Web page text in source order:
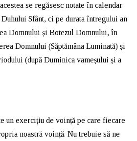
se regăsesc notate în calendar
Duhului Sfânt, ci pe durata întregului an
Domnului și Botezul Domnului, în
Domnului (Săptămâna Luminată) și
(după Duminica vameșului și a
un exercițiu de voință pe care fiecare
noastră voință. Nu trebuie să ne